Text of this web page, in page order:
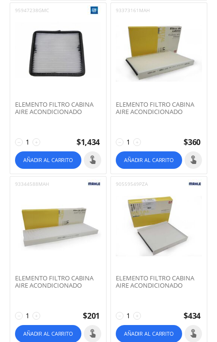
95947238GMC
ELEMENTO FILTRO CABINA
AIRE ACONDICIONADO
+
− $1,434
AÑADIR AL CARRITO
93373161MAH
ELEMENTO FILTRO CABINA
AIRE ACONDICIONADO
+
− $360
AÑADIR AL CARRITO
93344588MAH
ELEMENTO FILTRO CABINA
AIRE ACONDICIONADO
+
− $201
AÑADIR AL CARRITO
90559549PZA
ELEMENTO FILTRO CABINA
AIRE ACONDICIONADO
+
− $434
AÑADIR AL CARRITO